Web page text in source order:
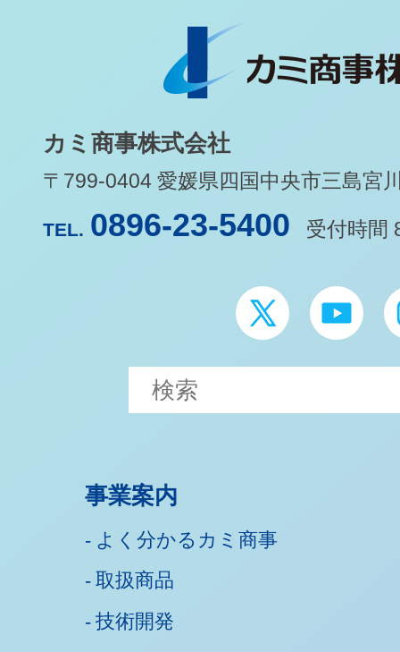
カミ商事株式会社
〒799-0404 愛媛県四国中央市三島宮
TEL. 0896-23-5400 受付時間
事業案内
よく分かるカミ商事
取扱商品
技術開発